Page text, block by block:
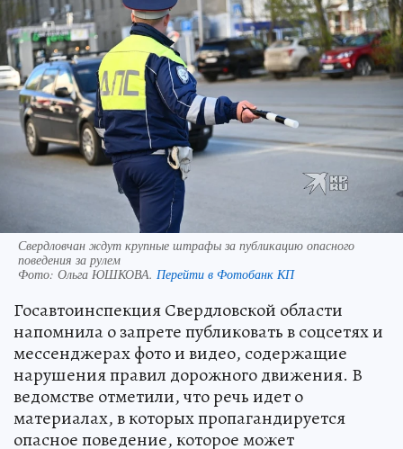
Свердловчан ждут крупные штрафы за публикацию опасного
поведения за рулем
Фото: Ольга ЮШКОВА. Перейти в Фотобанк КП
Госавтоинспекция Свердловской области
напомнила о запрете публиковать в соцсетях и
мессенджерах фото и видео, содержащие
нарушения правил дорожного движения. В
ведомстве отметили, что речь идет о
материалах, в которых пропагандируется
опасное поведение, которое может